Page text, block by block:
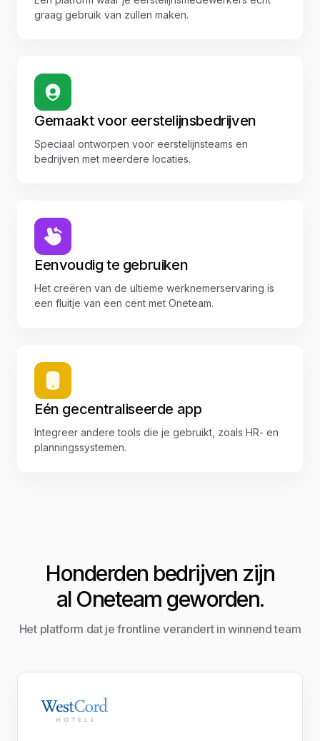
graag gebruik van zullen maken.
Gemaakt voor eerstelijnsbedrijven
Speciaal ontworpen voor eerstelijnsteams en
bedrijven met meerdere locaties.
Eenvoudig te gebruiken
Het creëren van de ultieme werknemerservaring is
een fluitje van een cent met Oneteam.
Eén gecentraliseerde app
Integreer andere tools die je gebruikt, zoals HR- en
planningssystemen.
Honderden bedrijven zijn
al Oneteam geworden.
Het platform dat je frontline verandert in winnend team